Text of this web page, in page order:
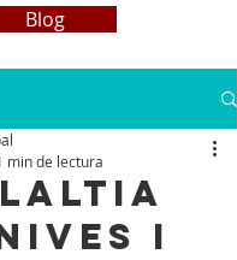
Blog
i
min de lectura